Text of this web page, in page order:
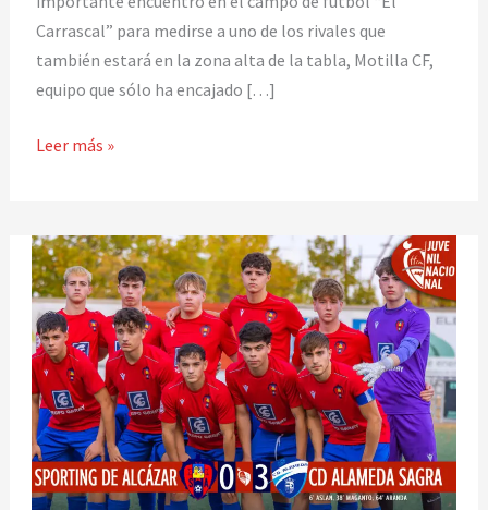
Carrascal” para medirse a uno de los rivales que
también estará en la zona alta de la tabla, Motilla CF,
equipo que sólo ha encajado […]
puntos
de
Motilla
Leer más »